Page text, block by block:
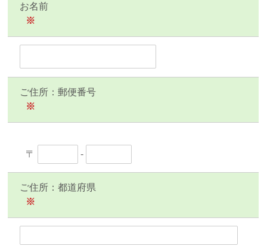
お名前
※
ご住所：郵便番号
※
〒 -
ご住所：都道府県
※